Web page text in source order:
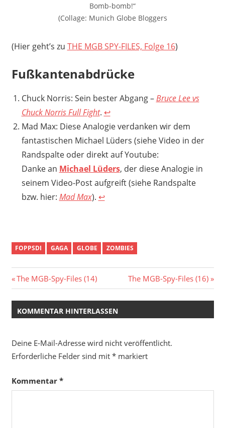
Bomb-bomb!“
(Collage: Munich Globe Bloggers
(Hier geht’s zu THE MGB SPY-FILES, Folge 16)
Fußkantenabdrücke
Chuck Norris: Sein bester Abgang –Bruce Lee vs
Chuck Norris Full Fight. ↩︎
Mad Max: Diese Analogie verdanken wir dem
fantastischen Michael Lüders (siehe Video in der
Randspalte oder direkt auf Youtube:
Danke an Michael Lüders, der diese Analogie in
seinem Video-Post aufgreift (siehe Randspalte
bzw. hier: Mad Max). ↩︎
FOPPSDI GAGA GLOBE ZOMBIES
Beitragsnavigation
Vorheriger
Beitrag:
The MGB-Spy-Files (14)
Nächster
Beitrag:
The MGB-Spy-Files (16)
KOMMENTAR HINTERLASSEN
Deine E-Mail-Adresse wird nicht veröffentlicht.
Erforderliche Felder sind mit *markiert
Kommentar *